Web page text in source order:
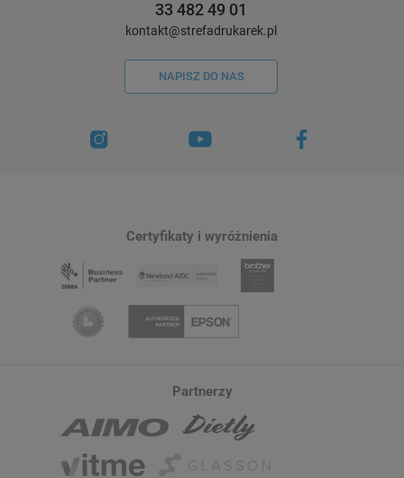
33 482 49 01
kontakt@strefadrukarek.pl
NAPISZ DO NAS
Certyfikaty i wyróżnienia
Partnerzy